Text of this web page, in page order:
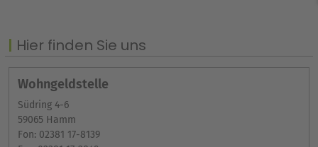
Hier finden Sie uns
Wohngeldstelle
Südring 4-6
59065 Hamm
Fon: 02381 17-8139